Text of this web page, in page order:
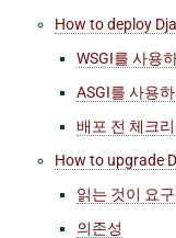
How to deploy
WSGI를 사용
ASGI를 사용
배포 전 체크
How to upgrade
읽는 것이 요
의존성